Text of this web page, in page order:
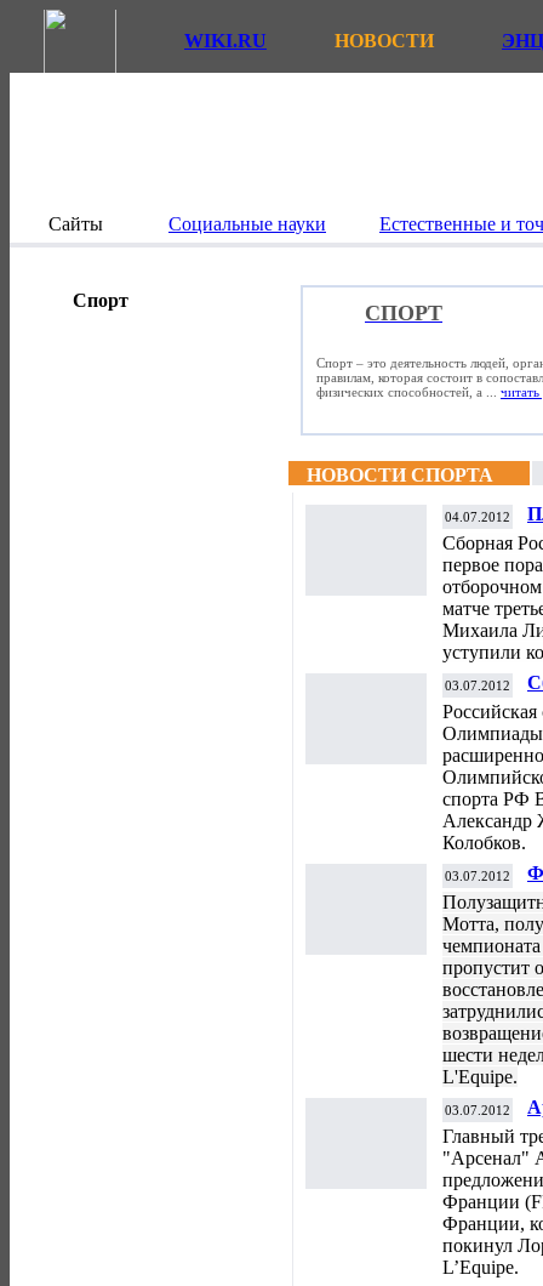
WIKI.RU НОВОСТИ
Сайты Социальные науки Естественные и
Спорт
СПОРТ
Спорт – это деятельность людей,
правилам, которая состоит в
физических способностей, а ... читать
НОВОСТИ СПОРТА
04.07.2012
Сборная
первое
матче
Михаила
уступили
03.07.2012
Олимпиады
спорта РФ
Александр
Колобков.
03.07.2012
Мотта,
пропустит
шести
L'Equipe.
03.07.2012
Главный
"Арсенал"
Франции
Франции,
покинул
L’Equipe.